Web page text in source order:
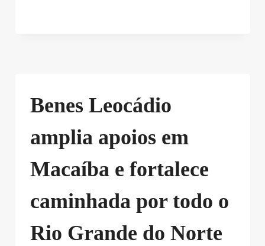
Benes Leocádio
amplia apoios em
Macaíba e fortalece
caminhada por todo o
Rio Grande do Norte